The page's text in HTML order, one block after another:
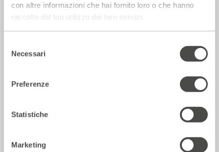
con altre informazioni che hai fornito loro o che hanno
raccolto dal tuo utilizzo dei loro servizi.
delNecessari
Preferenze
Statistiche
Marketing
Il fumetto argentino